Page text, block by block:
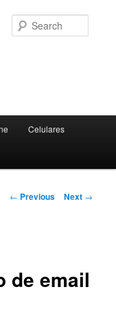
Celulares
Post
← Previous Next →
de email